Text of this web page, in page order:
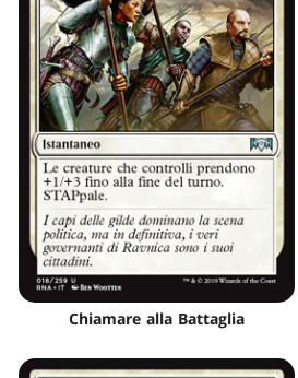
Chiamare alla Battaglia